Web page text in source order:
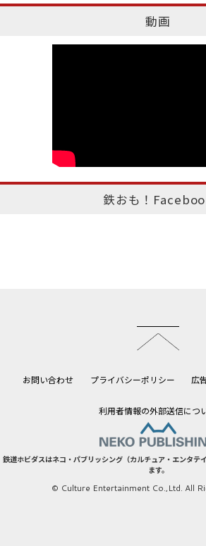
動画
鉄おも！
お問い合わせ プライバシーポリシー 広
利用者情報の外部送信につ
鉄道ホビダスはネコ・パブリッシング（カルチュア・エンタテ
ます。
© Culture Entertainment Co.,Ltd. All